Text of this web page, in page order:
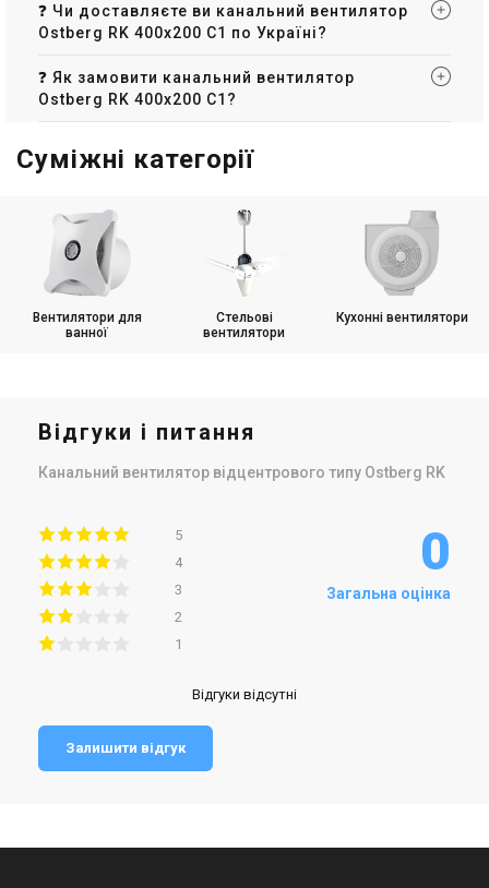
❓ Чи доставляєте ви канальний вентилятор
Ostberg RK 400x200 C1 по Україні?
❓ Як замовити канальний вентилятор
Ostberg RK 400x200 C1?
Суміжні категорії
Вентилятори для
ванної
Стельові
вентилятори
Кухонні вентилятори
Відгуки і питання
Канальний вентилятор відцентрового типу Ostberg RK
5
4
3
2
1
0
Загальна оцінка
Відгуки відсутні
Залишити відгук